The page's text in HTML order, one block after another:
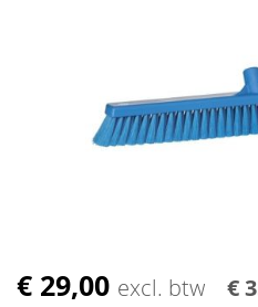
€ 29,00 excl. btw €
afbeeldingen-
Ga